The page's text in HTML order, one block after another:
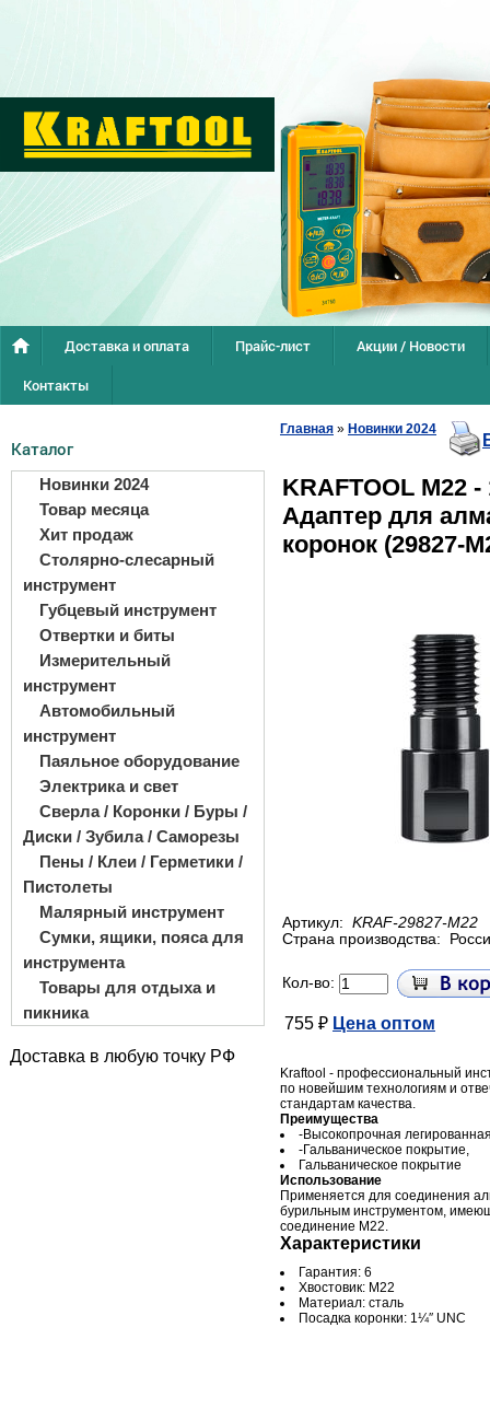
Доставка и оплата Прайс-лист
Акции / Новости
Контакты
Каталог
Новинки 2024
Товар месяца
Хит продаж
Столярно-слесарный
инструмент
Губцевый инструмент
Отвертки и биты
Измерительный
инструмент
Автомобильный
инструмент
Паяльное оборудование
Электрика и свет
Сверла / Коронки / Буры /
Диски / Зубила / Саморезы
Пены / Клеи / Герметики /
Пистолеты
Малярный инструмент
Сумки, ящики, пояса для
инструмента
Товары для отдыха и
пикника
Доставка в любую точку РФ
Главная » Новинки 2024
KRAFTOOL М22 -
Адаптер для
коронок (29827-
Артикул: KRAF-29827-М22
Страна производства:
Кол-во:
755 ₽ Цена оптом
Kraftool - профессиональный
по новейшим технологиям и
стандартам качества.
Преимущества
-Высокопрочная
-Гальваническое покрытие,
Гальваническое покрытие
Использование
Применяется для соединения
бурильным инструментом,
соединение М22.
Характеристики
Гарантия: 6
Хвостовик: М22
Материал: сталь
Посадка коронки: 1¼″ UNC